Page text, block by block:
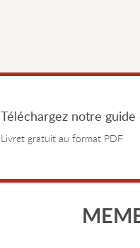
Téléchargez notre
Livret gratuit au format PDF